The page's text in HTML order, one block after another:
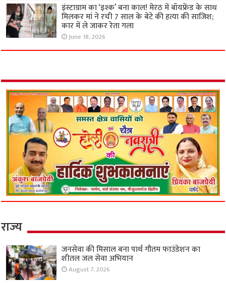
इंस्टाग्राम का ‘इश्क’ बना काल! मेरठ में बॉयफ्रेंड के साथ
मिलकर मां ने रची 7 साल के बेटे की हत्या की साजिश;
कार में ले जाकर रेता गला
June 18, 2026
राज्य
जनसेवा की मिसाल बना पार्थ गौतम फाउंडेशन का
शीतल जल सेवा अभियान
August 7, 2026